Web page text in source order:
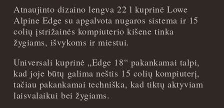
Edge
22
-
Juoda
quantity
Atnaujinto dizaino lengva 22 l kuprinė Lowe
Alpine Edge su apgalvota nugaros sistema ir 15
colių įstrižainės kompiuterio kišene tinka
žygiams, išvykoms ir miestui.
Universali kuprinė „Edge 18“ pakankamai talpi,
kad joje būtų galima neštis 15 colių kompiuterį,
tačiau pakankamai techniška, kad tiktų aktyviam
laisvalaikui bei žygiams.